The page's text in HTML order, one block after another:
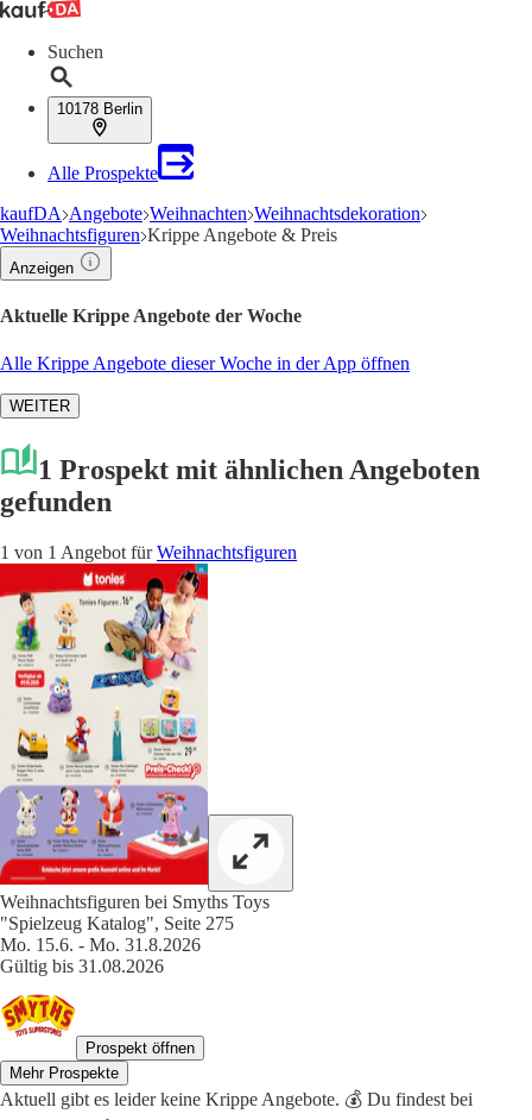
Suchen
10178 Berlin
Alle Prospekte
kaufDA Angebote Weihnachten Weihnachtsdekoration
Weihnachtsfiguren Krippe Angebote & Preis
Anzeigen
Aktuelle Krippe Angebote der Woche
Alle Krippe Angebote dieser Woche in der App öffnen
WEITER
1 Prospekt mit ähnlichen Angeboten
gefunden
1 von 1 Angebot fürWeihnachtsfiguren
Weihnachtsfiguren bei Smyths Toys
"Spielzeug Katalog", Seite 275
Mo. 15.6. - Mo. 31.8.2026
Gültig bis 31.08.2026
Prospekt öffnen
Mehr Prospekte
Aktuell gibt es leider keine Krippe Angebote. 💰 Du findest bei